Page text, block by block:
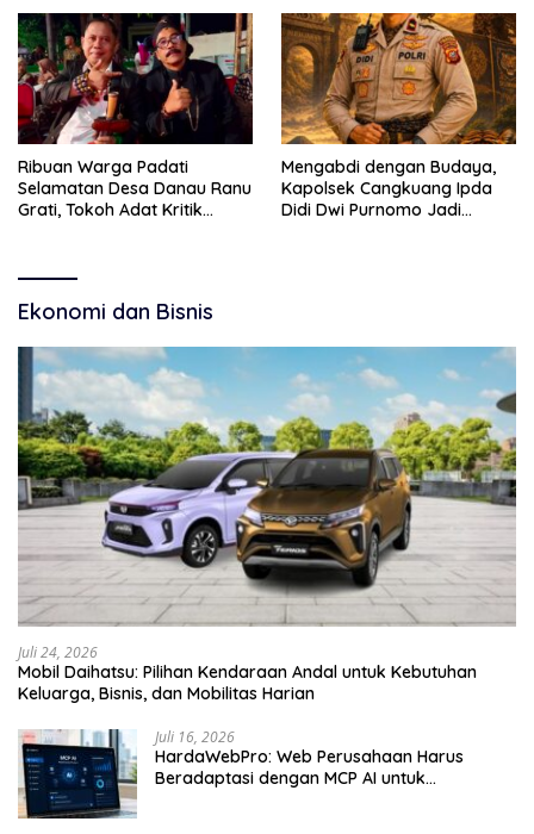
Narkoba
Ribuan Warga Padati
Selamatan Desa Danau Ranu
Grati, Tokoh Adat Kritik
Mengabdi dengan Budaya,
Kapolsek Cangkuang Ipda
Didi Dwi Purnomo Jadi
Ekonomi dan Bisnis
Juli 24, 2026
Mobil Daihatsu: Pilihan Kendaraan Andal untuk Kebutuhan
Keluarga, Bisnis, dan Mobilitas Harian
Juli 16, 2026
HardaWebPro: Web Perusahaan Harus
Beradaptasi dengan MCP AI untuk